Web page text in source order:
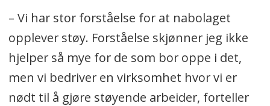
– Vi har stor forståelse for at nabolaget
opplever støy. Forståelse skjønner jeg ikke
hjelper så mye for de som bor oppe i det,
men vi bedriver en virksomhet hvor vi er
nødt til å gjøre støyende arbeider, forteller